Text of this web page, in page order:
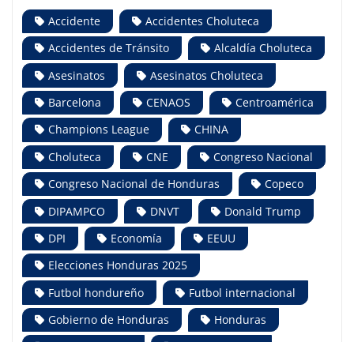
Accidente
Accidentes Choluteca
Accidentes de Tránsito
Alcaldía Choluteca
Asesinatos
Asesinatos Choluteca
Barcelona
CENAOS
Centroamérica
Champions League
CHINA
Choluteca
CNE
Congreso Nacional
Congreso Nacional de Honduras
Copeco
DIPAMPCO
DNVT
Donald Trump
DPI
Economía
EEUU
Elecciones Honduras 2025
Futbol hondureño
Futbol internacional
Gobierno de Honduras
Honduras